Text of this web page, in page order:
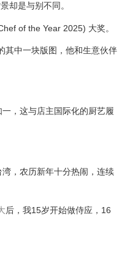
却是与别不同。
of the Year 2025) 大奖。
其中一块版图，他和生意伙伴
，这与店主国际化的厨艺履
，农历新年十分热闹，连续
后，我15岁开始做侍应，16